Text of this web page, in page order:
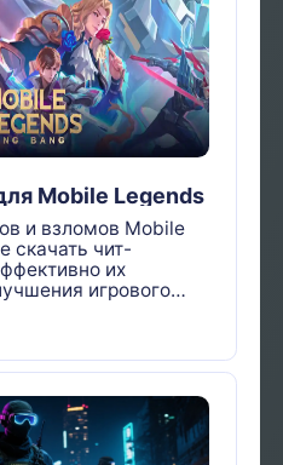
Mobile Legends
и взломов Mobile
скачать чит-
их
игрового